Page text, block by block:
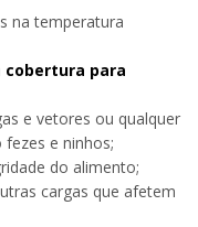
na temperatura
cobertura para
e vetores ou qualquer
fezes e ninhos;
do alimento;
cargas que afetem